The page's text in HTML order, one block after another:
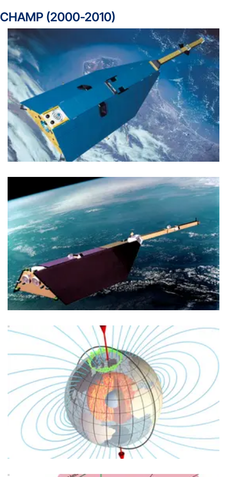
CHAMP (2000-2010)